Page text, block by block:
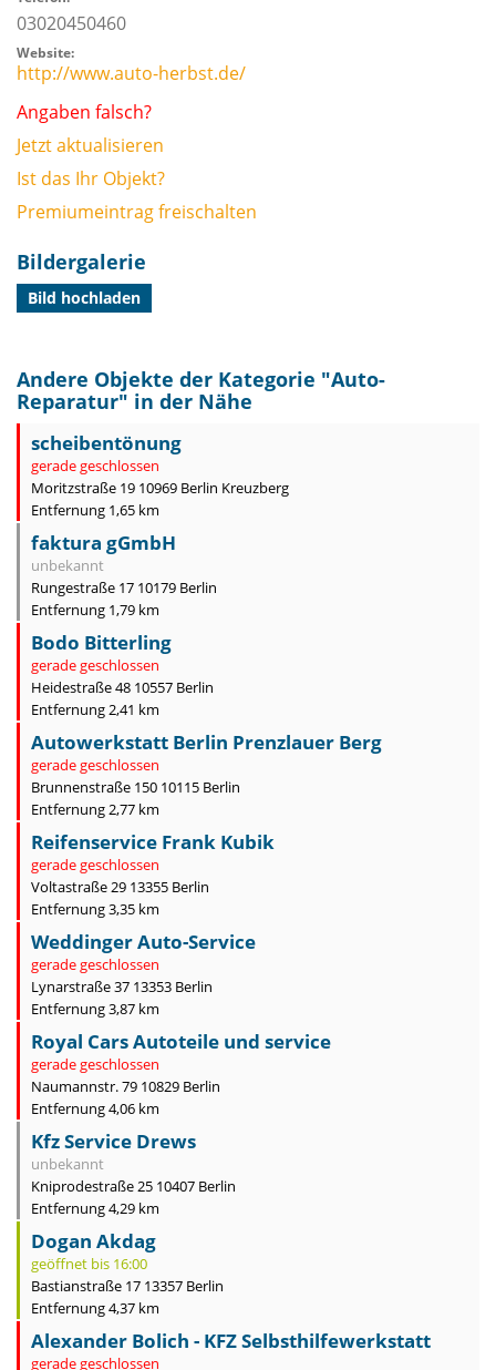
03020450460
Website:
http://www.auto-herbst.de/
Angaben falsch?
Jetzt aktualisieren
Ist das Ihr Objekt?
Premiumeintrag freischalten
Bildergalerie
Bild hochladen
Andere Objekte der Kategorie "Auto-
Reparatur" in der Nähe
scheibentönung
gerade geschlossen
Moritzstraße 19 10969 Berlin Kreuzberg
Entfernung 1,65 km
faktura gGmbH
unbekannt
Rungestraße 17 10179 Berlin
Entfernung 1,79 km
Bodo Bitterling
gerade geschlossen
Heidestraße 48 10557 Berlin
Entfernung 2,41 km
Autowerkstatt Berlin Prenzlauer Berg
gerade geschlossen
Brunnenstraße 150 10115 Berlin
Entfernung 2,77 km
Reifenservice Frank Kubik
gerade geschlossen
Voltastraße 29 13355 Berlin
Entfernung 3,35 km
Weddinger Auto-Service
gerade geschlossen
Lynarstraße 37 13353 Berlin
Entfernung 3,87 km
Royal Cars Autoteile und service
gerade geschlossen
Naumannstr. 79 10829 Berlin
Entfernung 4,06 km
Kfz Service Drews
unbekannt
Kniprodestraße 25 10407 Berlin
Entfernung 4,29 km
Dogan Akdag
geöffnet bis 16:00
Bastianstraße 17 13357 Berlin
Entfernung 4,37 km
Alexander Bolich - KFZ Selbsthilfewerkstatt
gerade geschlossen